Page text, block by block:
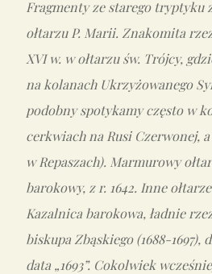
Fragmenty ze starego tryptyku
ołtarzu P. Marii. Znakomita
XVI w. w ołtarzu św. Trójcy,
na kolanach Ukrzyżowanego
podobny spotykamy często w
cerkwiach na Rusi Czerwonej,
w Repaszach). Marmurowy
barokowy, z r. 1642. Inne
Kazalnica barokowa, ładnie
biskupa Zbąskiego (1688-1697),
data „1693”. Cokolwiek